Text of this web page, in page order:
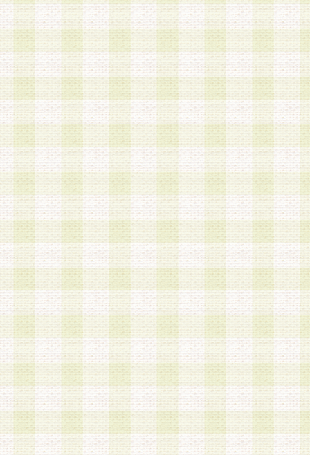
貸与、名義変更、売買その他形態を問わず第三者
ならないものとします。
4.当社は、会員によるログインIDおよびパスワー
盗用など第三者の利用に伴う損害の発生について
き事由の有無、その他原因の如何を問わず、一切
のとします。
第5条 会員の登録情報
1.当社は、会員の登録情報に含まれる氏名・住所
アドレス等会員個人を識別できる情報を当社が別
シーポリシー
」に基づき適切に取り扱うものとし
は、当該個人情報を以下の各号に定める目的に利
す。なお、これら事項以外の目的で個人情報を利
かじめ会員の同意を得たうえで利用するものとし
a.本サービスの実施または運営
b.本サービスに係る謝礼、景品、調査サンプル品
c.会員からの電話、メール等の問い合わせなどへ
d.その他これらに付随する業務
2.当社は、会員個人を識別することのできる情報
会員情報を本人の承諾なく第三者に開示すること
人を識別できる情報について第三者に開示または
社は事前に会員本人の同意を得るものとします。
3.前項の定めに拘わらず、当社は、以下の目的に
意を 得ることなく、会員個人を識別できる情報